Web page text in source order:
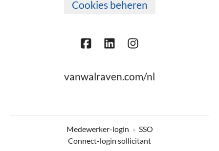
Cookies beheren
vanwalraven.com/nl
Medewerker-login · SSO
Connect-login sollicitant